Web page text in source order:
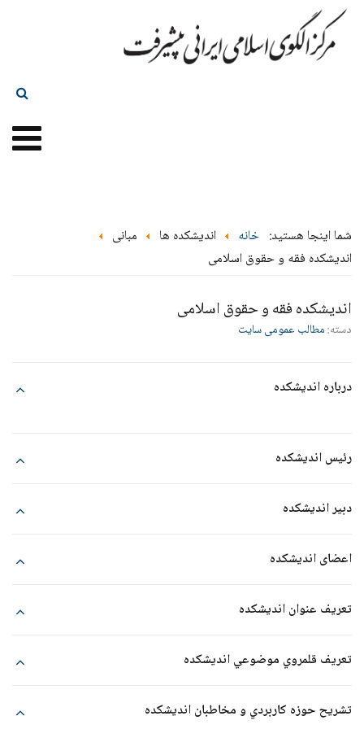
شما اینجا هستید: خانه اندیشکده ها
مبانی
اندیشکده فقه و حقوق اسلامی
اندیشکده فقه و حقوق اسلامی
دسته:مطالب عمومی سایت
درباره اندیشکده
رئیس اندیشکده
دبیر اندیشکده
اعضای اندیشکده
ردیف
3
آیت الله محسن فقیه حبیبی
تعريف عنوان انديشكده
تعريف قلمروي موضوعي انديشكده
تشريح حوزه كاربردي و مخاطبان انديشكده